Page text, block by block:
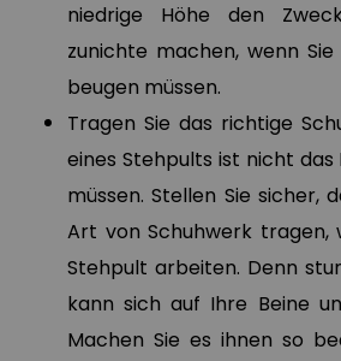
niedrige Höhe den
zunichte machen, wenn
beugen müssen.
Tragen Sie das richtige
eines Stehpults ist nicht das
müssen. Stellen Sie sicher,
Art von Schuhwerk tragen,
Stehpult arbeiten. Denn
kann sich auf Ihre Beine
Machen Sie es ihnen so